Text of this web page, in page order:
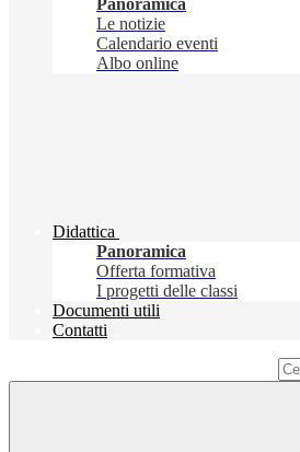
Panoramica
Le notizie
Calendario eventi
Albo online
Didattica
Panoramica
Offerta formativa
I progetti delle classi
Documenti utili
Contatti